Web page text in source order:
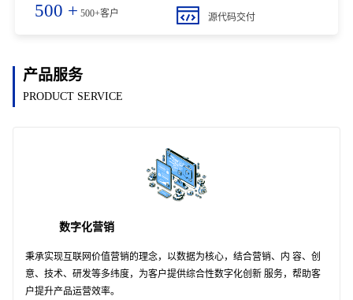
500 + 500+客户 源代码交付
产品服务
PRODUCT SERVICE
数字化营销
秉承实现互联网价值营销的理念，以数据为核心，结合营销、内 容、创
意、技术、研发等多纬度，为客户提供综合性数字化创新 服务，帮助客
户提升产品运营效率。